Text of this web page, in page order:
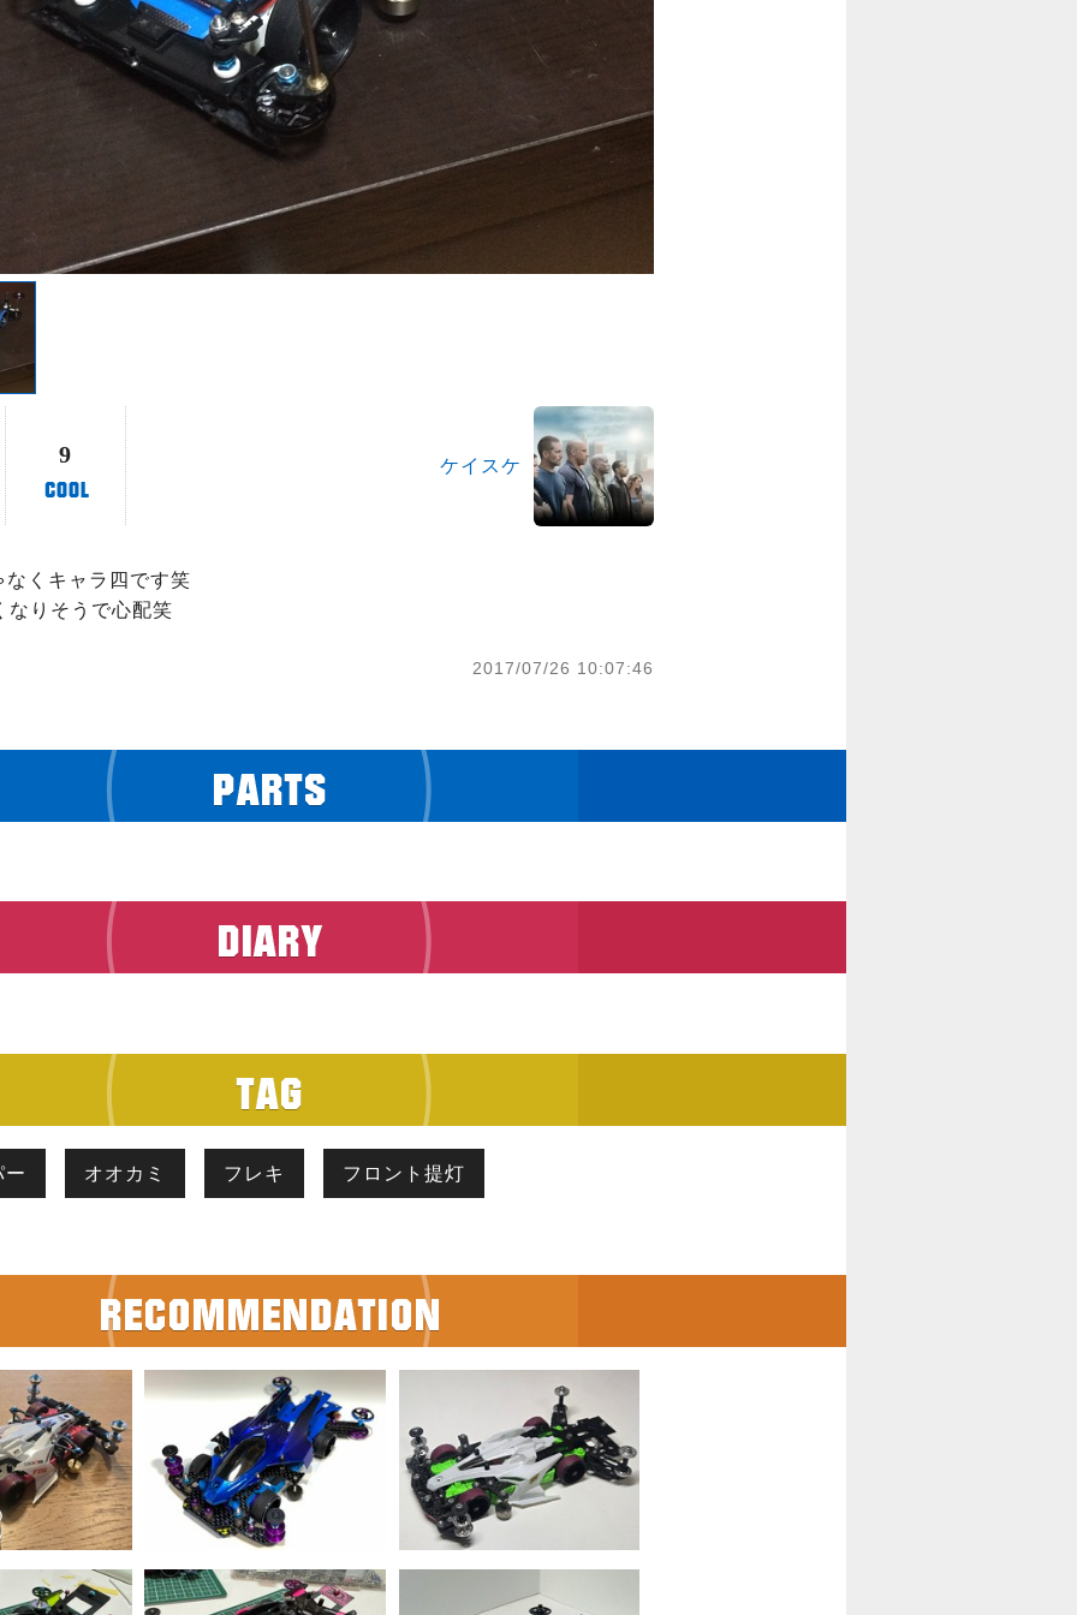
9 ケイスケ
なくキャラ四です笑
なりそうで心配笑
2017/07/26 10:07:46
ー オオカミ フレキ フロント提灯